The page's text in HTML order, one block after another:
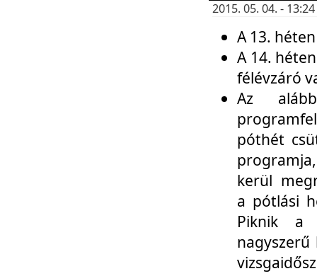
2015. 05. 04. -
A 13.
A 14.
félévzáró
Az
póthét
kerül
a pótlási
Piknik a